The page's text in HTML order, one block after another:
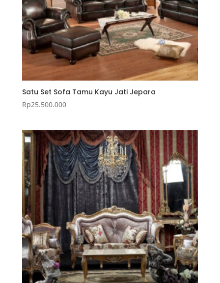
Satu Set Sofa Tamu Kayu Jati Jepara
Rp25.500.000